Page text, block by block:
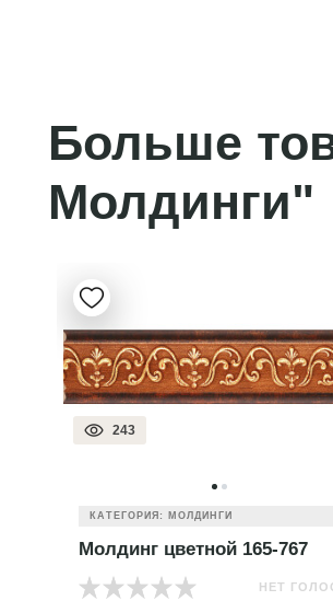
Больше
Молдинги"
243
КАТЕГОРИЯ: МОЛДИНГИ
Молдинг цветной 165-767
НЕТ